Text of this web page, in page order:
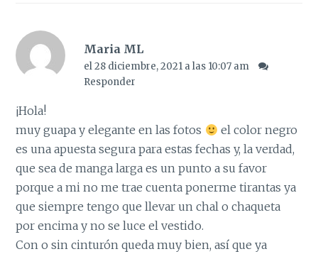
Maria ML
el 28 diciembre, 2021 a las 10:07 am
Responder
¡Hola!
muy guapa y elegante en las fotos
el color negro
es una apuesta segura para estas fechas y, la verdad,
que sea de manga larga es un punto a su favor
porque a mi no me trae cuenta ponerme tirantas ya
que siempre tengo que llevar un chal o chaqueta
por encima y no se luce el vestido.
Con o sin cinturón queda muy bien, así que ya